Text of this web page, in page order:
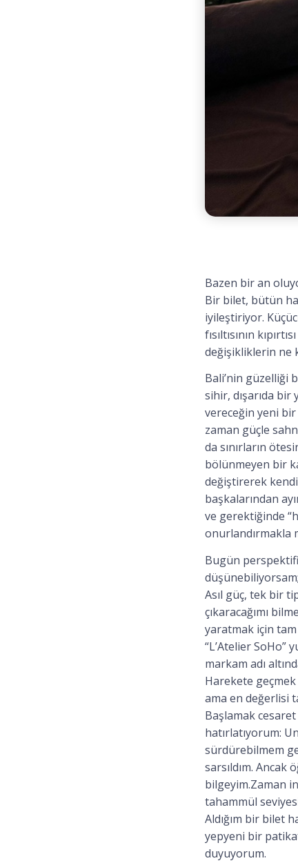
Bazen bir an
Bir bilet, bütün
iyileştiriyor.
fısıltısının
değişikliklerin ne
Bali’nin güzelliği
sihir, dışarıda
vereceğin yeni bir
zaman güçle
da sınırların
bölünmeyen bir
değiştirerek
başkalarından
ve gerektiğinde
onurlandırmakla
Bugün
Asıl güç, tek bir
çıkaracağımı
yaratmak için tam
“L’Atelier SoHo”
markam adı
Harekete
ama en değerlisi
Başlamak
hatırlatıyorum:
sürdürebilmem
sarsıldım.
bilgeyim.Zaman
tahammül
Aldığım bir bilet
yepyeni bir
duyuyorum.